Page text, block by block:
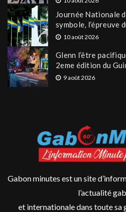
Journée Nationale
symbole, l’épreuve
10 août 2026
Glenn l’être
2eme édition du
9 août 2026
Gabon minutes est un site
l’actualité
et internationale dans toute sa